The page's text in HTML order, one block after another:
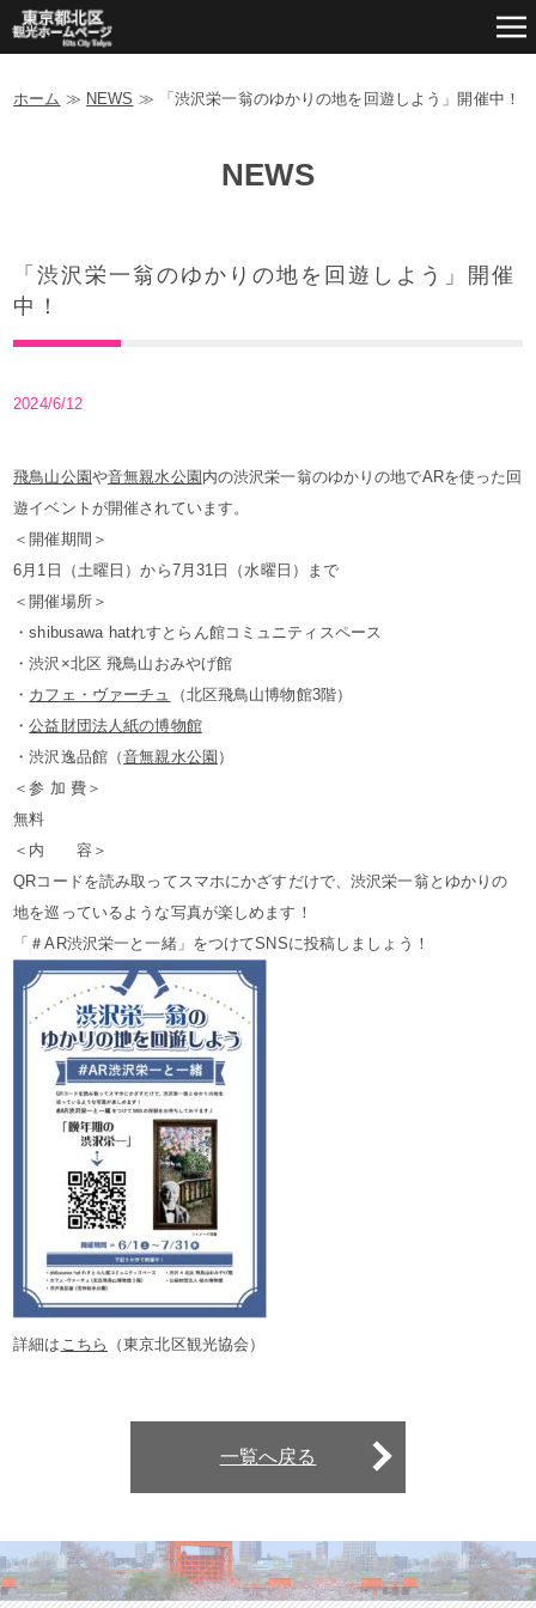
ホーム ≫ NEWS ≫ 「渋沢栄一翁のゆかりの地を回遊しよう」開催中！
NEWS
「渋沢栄一翁のゆかりの地を回遊しよう」開催
中！
2024/6/12
飛鳥山公園や音無親水公園 内の渋沢栄一翁のゆかりの地でARを使った回
遊イベントが開催されています。
＜開催期間＞
6月1日（土曜日）から7月31日（水曜日）まで
＜開催場所＞
・shibusawa hatれすとらん館コミュニティスペース
・渋沢×北区 飛鳥山おみやげ館
・ カフェ・ヴァーチュ
（北区飛鳥山博物館3階）
・公益財団法人紙の博物館
・渋沢逸品館（音無親水公園 ）
＜参 加 費＞
無料
＜内 容＞
QRコードを読み取ってスマホにかざすだけで、渋沢栄一翁とゆかりの
地を巡っているような写真が楽しめます！
「＃AR渋沢栄一と一緒」をつけてSNSに投稿しましょう！
詳細は こちら （東京北区観光協会）
一覧へ戻る